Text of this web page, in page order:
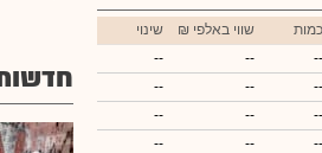
כמות ₪ שווי באלפי
שינוי
--
--
--
--
--
--
--
--
--
--
--
--